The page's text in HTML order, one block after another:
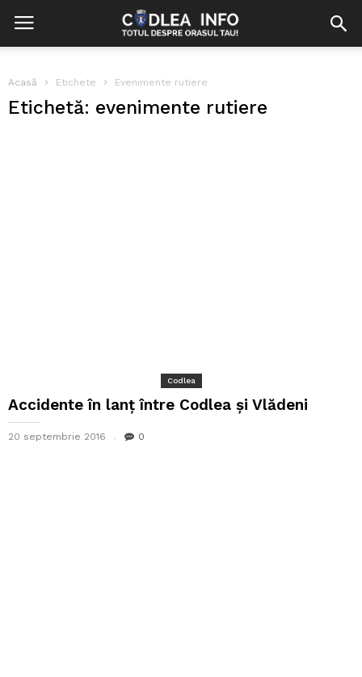
Acasă Etichete Evenimente rutiere
Etichetă: evenimente rutiere
Codlea
Accidente în lanț între Codlea și Vlădeni
20 septembrie 2016 0